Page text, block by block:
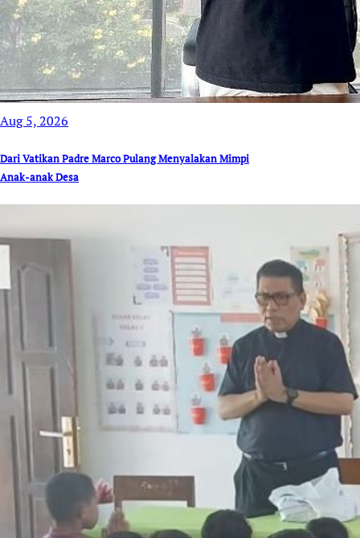
Aug 5, 2026
Dari Vatikan Padre Marco Pulang Menyalakan Mimpi
Anak-anak Desa